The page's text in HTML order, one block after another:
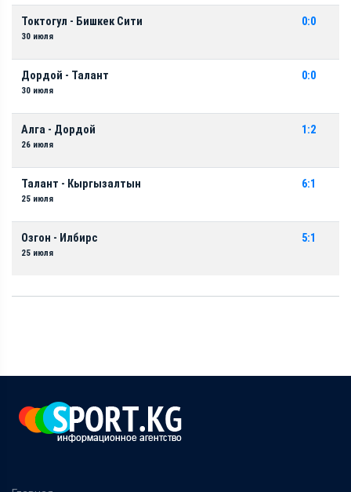
Токтогул - Бишкек Сити
30 июля
0:0
Дордой - Талант
30 июля
0:0
Алга - Дордой
26 июля
1:2
Талант - Кыргызалтын
25 июля
6:1
Озгон - Илбирс
25 июля
5:1